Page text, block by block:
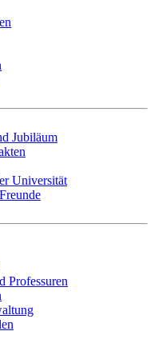
Jubiläum
Universität
Professuren